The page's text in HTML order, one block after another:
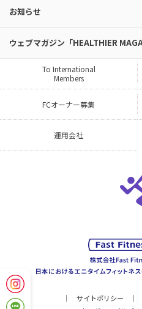
お知らせ
ウェブマガジン「HEALTHIER
To International
Members
FCオーナー募集
運用会社
サイトポリシー